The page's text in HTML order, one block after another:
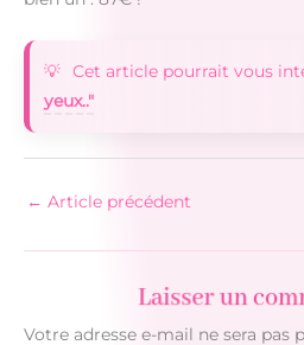
Cet article pourrait vous
yeux.."
← Article précédent
Laisser un
Votre adresse e-mail ne sera pas